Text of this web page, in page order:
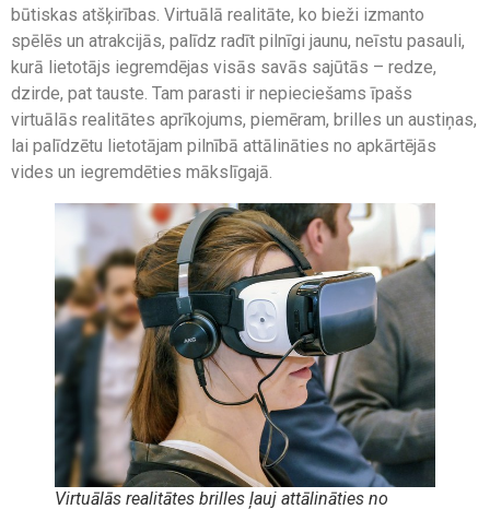
būtiskas atšķirības. Virtuālā realitāte, ko bieži izmanto
spēlēs un atrakcijās, palīdz radīt pilnīgi jaunu, neīstu pasauli,
kurā lietotājs iegremdējas visās savās sajūtās – redze,
dzirde, pat tauste. Tam parasti ir nepieciešams īpašs
virtuālās realitātes aprīkojums, piemēram, brilles un austiņas,
lai palīdzētu lietotājam pilnībā attālināties no apkārtējās
vides un iegremdēties mākslīgajā.
Virtuālās realitātes brilles ļauj attālināties no